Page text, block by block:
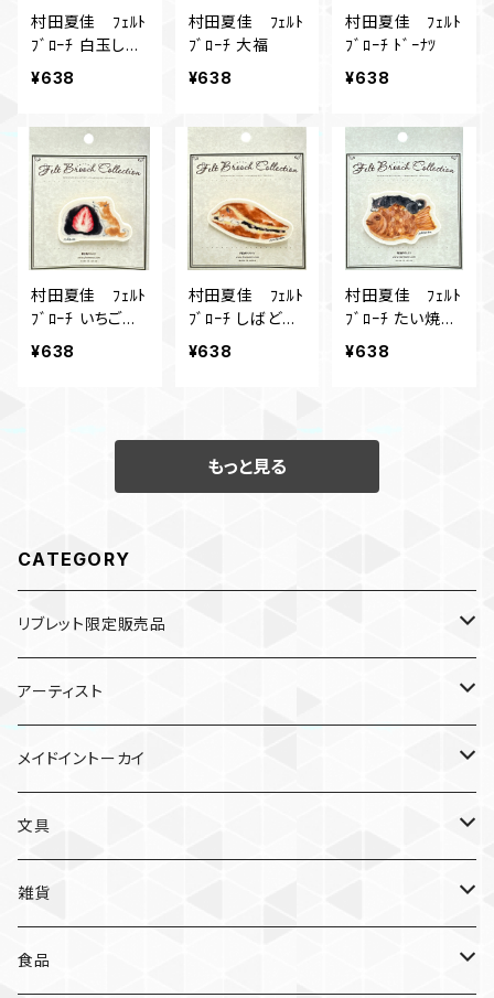
村田夏佳 ﾌｪﾙﾄ
ﾌﾞﾛｰﾁ 白玉しる
こ
¥638
村田夏佳 ﾌｪﾙﾄ
ﾌﾞﾛｰﾁ 大福
¥638
村田夏佳 ﾌｪﾙﾄ
ﾌﾞﾛｰﾁ ﾄﾞｰﾅﾂ
¥638
村田夏佳 ﾌｪﾙﾄ
ﾌﾞﾛｰﾁ いちご大
福
¥638
村田夏佳 ﾌｪﾙﾄ
ﾌﾞﾛｰﾁ しばど
ら
¥638
村田夏佳 ﾌｪﾙﾄ
ﾌﾞﾛｰﾁ たい焼
き
¥638
もっと見る
CATEGORY
リブレット限定販売品
雑貨
ガチャガチャ
入浴料
食品
ラーメン
カレー
文具
ペンケース
メモパッド
アーティスト
村田夏佳
入浴料
ガチャガチャ
NAMIKO
オトンノアトリエ
むらまつしおり
メイドイントーカイ
愛知
岐阜
三重
文具
ポストカード/カード
クリアファイル
雑貨
猫ちゃんアルファベットチャーム
食品